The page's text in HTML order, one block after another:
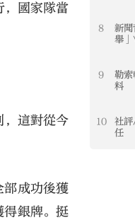
，國家隊當
這對從今
成功後獲
得銀牌。挺
8
新
舉
9
勒索軟
料
10
社
任